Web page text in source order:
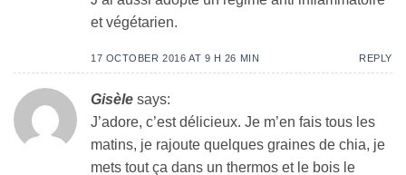
et végétarien.
17 OCTOBER 2016 AT 9 H 26 MIN REPLY
Gisèle says:
J’adore, c’est délicieux. Je m’en fais tous les
matins, je rajoute quelques graines de chia, je
mets tout ça dans un thermos et le bois le